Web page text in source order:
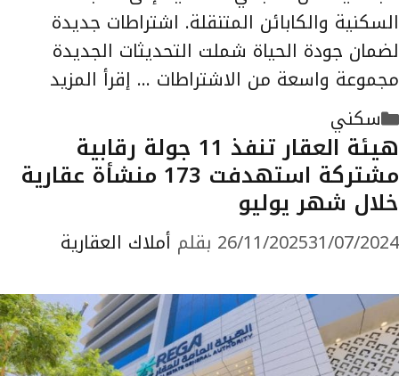
السكنية والكابائن المتنقلة. اشتراطات جديدة
لضمان جودة الحياة شملت التحديثات الجديدة
مجموعة واسعة من الاشتراطات … إقرأ المزيد
التصنيفات
سكني
هيئة العقار تنفذ 11 جولة رقابية
مشتركة استهدفت 173 منشأة عقارية
خلال شهر يوليو
26/11/202531/07/2024 بقلم أملاك العقارية